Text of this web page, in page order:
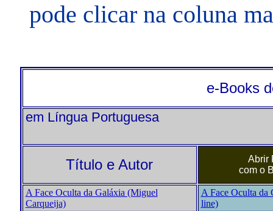
pode clicar na coluna
e-Books
em Língua Portuguesa
Título e Autor
Abrir
com o
A Face Oculta da Galáxia (Miguel
Carqueija)
A Face Oculta da
line)